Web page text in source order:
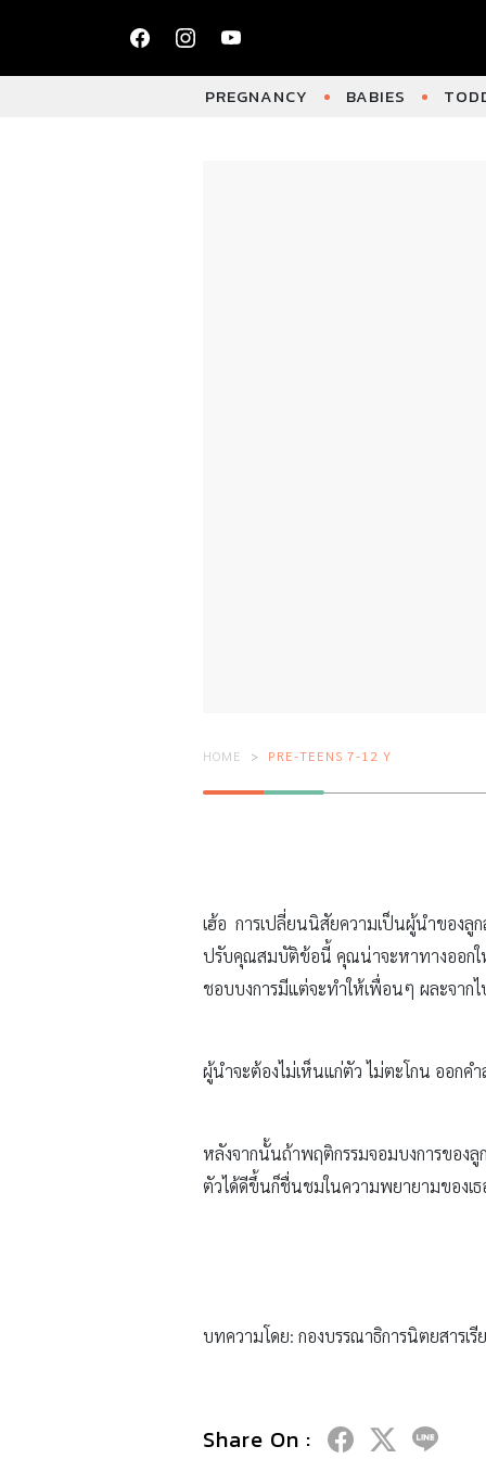
PREGNANCY BABIES
HOME PRE-TEENS 7-12 Y
เฮ้อ การเปลี่ยนนิสัยความเป็นผู้นำของลู
ปรับคุณสมบัติข้อนี้ คุณน่าจะหาทางออกให้
ชอบบงการมีแต่จะทำให้เพื่อนๆ ผละจาก
ผู้นำจะต้องไม่เห็นแก่ตัว ไม่ตะโกน ออก
หลังจากนั้นถ้าพฤติกรรมจอมบงการของ
ตัวได้ดีขึ้นก็ชื่นชมในความพยายามของเธ
บทความโดย: กองบรรณาธิการนิตยสารเรี
Share On :